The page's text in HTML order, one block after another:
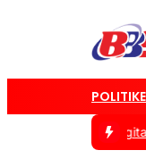
POLITIK
Literasi Digital